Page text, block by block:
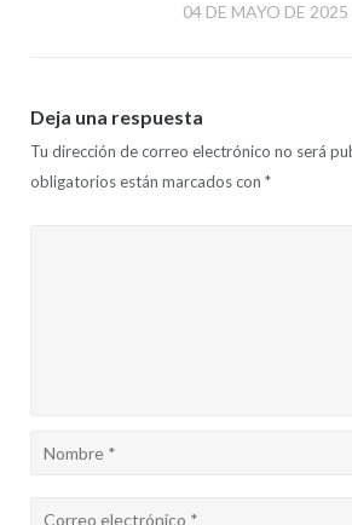
04 DE MAYO DE 2025
Deja una respuesta
Tu dirección de correo electrónico no será
obligatorios están marcados con *